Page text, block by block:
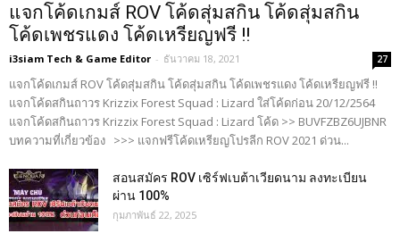
แจกโค้ดเกมส์ ROV โค้ดสุ่มสกิน โค้ดสุ่มสกิน
โค้ดเพชรแดง โค้ดเหรียญฟรี !!
i3siam Tech & Game Editor - ธันวาคม 18, 2021 27
แจกโค้ดเกมส์ ROV โค้ดสุ่มสกิน โค้ดสุ่มสกิน โค้ดเพชรแดง โค้ดเหรียญฟรี !!
แจกโค้ดสกินถาวร Krizzix Forest Squad : Lizard ใส่โค้ดก่อน 20/12/2564
แจกโค้ดสกินถาวร Krizzix Forest Squad : Lizard โค้ด >> BUVFZBZ6UJBNR
บทความที่เกี่ยวข้อง >>> แจกฟรีโค้ดเหรียญโปรลีก ROV 2021 ด่วน...
สอนสมัคร ROV เซิร์ฟเบต้าเวียดนาม ลงทะเบียน
ผ่าน 100%
กุมภาพันธ์ 22, 2025